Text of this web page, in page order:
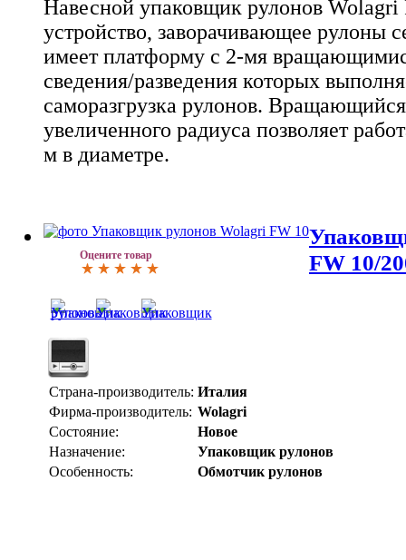
Навесной упаковщик рулонов Wolagri
устройство, заворачивающее рулоны
имеет платформу с 2-мя
сведения/разведения которых
саморазгрузка рулонов.
увеличенного радиуса позволяет
м в диаметре.
Оцените товар
FW 10/
Страна-производитель: Италия
Фирма-производитель: Wolagri
Состояние:
Новое
Назначение:
Упаковщик рулонов
Особенность:
Обмотчик рулонов